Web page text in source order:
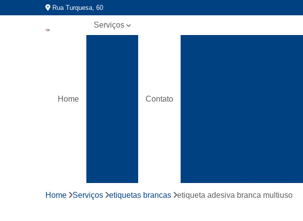
Rua Turquesa, 60
Home
Serviços
Fitas
Contato
Etiquetas Coloridas
Home Serviços etiquetas brancas etiqueta adesiva branca multiuso